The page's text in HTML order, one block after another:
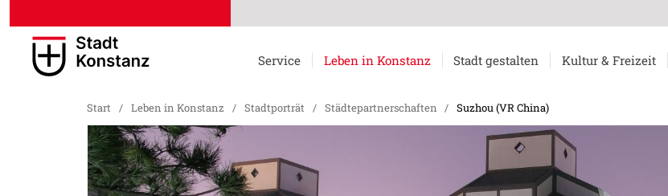
Service Leben in Konstanz Stadt gestalten Kultur & Freizeit
Start / Leben in Konstanz / Stadtporträt / Städtepartnerschaften / Suzhou (VR China)